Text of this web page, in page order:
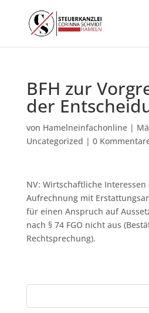
BFH zur
der
von Hamelneinfachonline|
Uncategorized | 0
NV: Wirtschaftliche
Aufrechnung mit
für einen Anspruch auf
nach § 74 FGO nicht aus
Rechtsprechung).